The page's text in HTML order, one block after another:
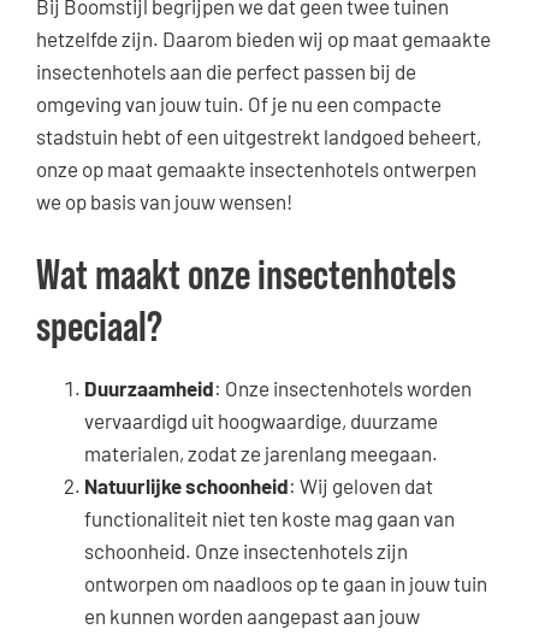
Bij Boomstijl begrijpen we dat geen twee tuinen
hetzelfde zijn. Daarom bieden wij op maat gemaakte
insectenhotels aan die perfect passen bij de
omgeving van jouw tuin. Of je nu een compacte
stadstuin hebt of een uitgestrekt landgoed beheert,
onze op maat gemaakte insectenhotels ontwerpen
we op basis van jouw wensen!
Wat maakt onze insectenhotels
speciaal?
Duurzaamheid: Onze insectenhotels worden
vervaardigd uit hoogwaardige, duurzame
materialen, zodat ze jarenlang meegaan.
Natuurlijke schoonheid: Wij geloven dat
functionaliteit niet ten koste mag gaan van
schoonheid. Onze insectenhotels zijn
ontworpen om naadloos op te gaan in jouw tuin
en kunnen worden aangepast aan jouw